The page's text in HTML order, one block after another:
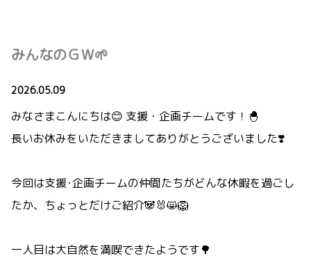
みんなのＧＷ🌱
2026.05.09
みなさまこんにちは😊 支援・企画チームです！🐣
長いお休みをいただきましてありがとうございました❣️
今回は支援･企画チームの仲間たちがどんな休暇を過ごし
たか、ちょっとだけご紹介🐼🐰😸🦁
一人目は大自然を満喫できたようです🌳